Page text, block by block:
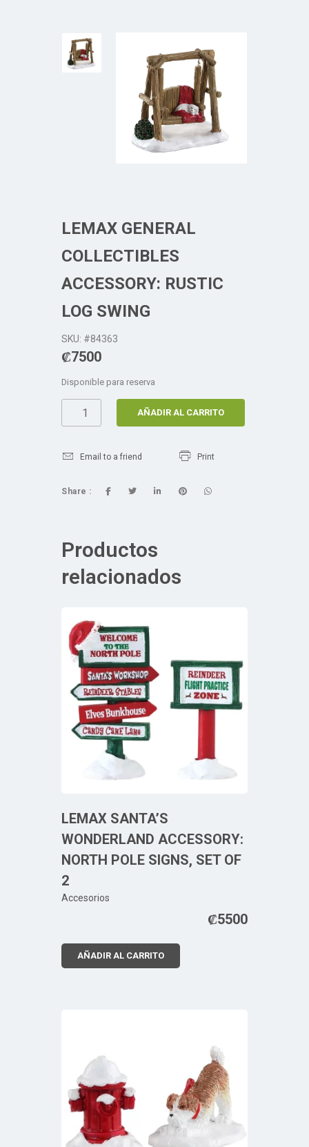
LEMAX GENERAL
COLLECTIBLES
ACCESSORY: RUSTIC
LOG SWING
SKU: #84363
₡7500
Disponible para reserva
AÑADIR AL CARRITO
Email to a friend Print
Share :
Productos
relacionados
LEMAX SANTA’S
WONDERLAND ACCESSORY:
NORTH POLE SIGNS, SET OF
2
Accesorios
₡5500
AÑADIR AL CARRITO